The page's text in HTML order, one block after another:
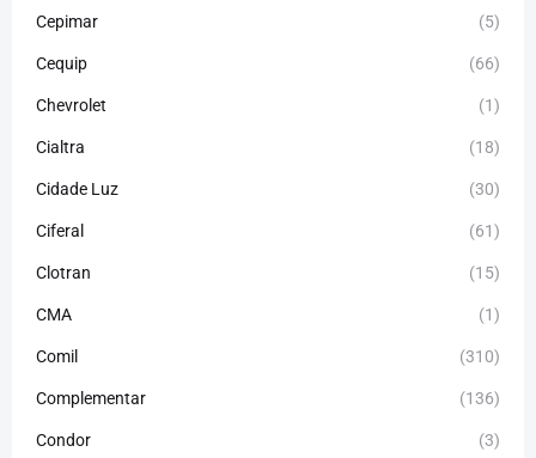
Cepimar (5)
Cequip (66)
Chevrolet (1)
Cialtra (18)
Cidade Luz (30)
Ciferal (61)
Clotran (15)
CMA (1)
Comil (310)
Complementar (136)
Condor (3)